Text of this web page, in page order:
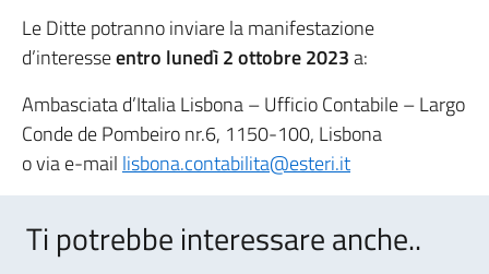
Le Ditte potranno inviare la manifestazione
d’interesseentro lunedì 2 ottobre 2023a:
Ambasciata d’Italia Lisbona – Ufficio Contabile – Largo
Conde de Pombeiro nr.6, 1150-100, Lisbona
o via e-mail lisbona.contabilita@esteri.it
Ti potrebbe interessare anche..